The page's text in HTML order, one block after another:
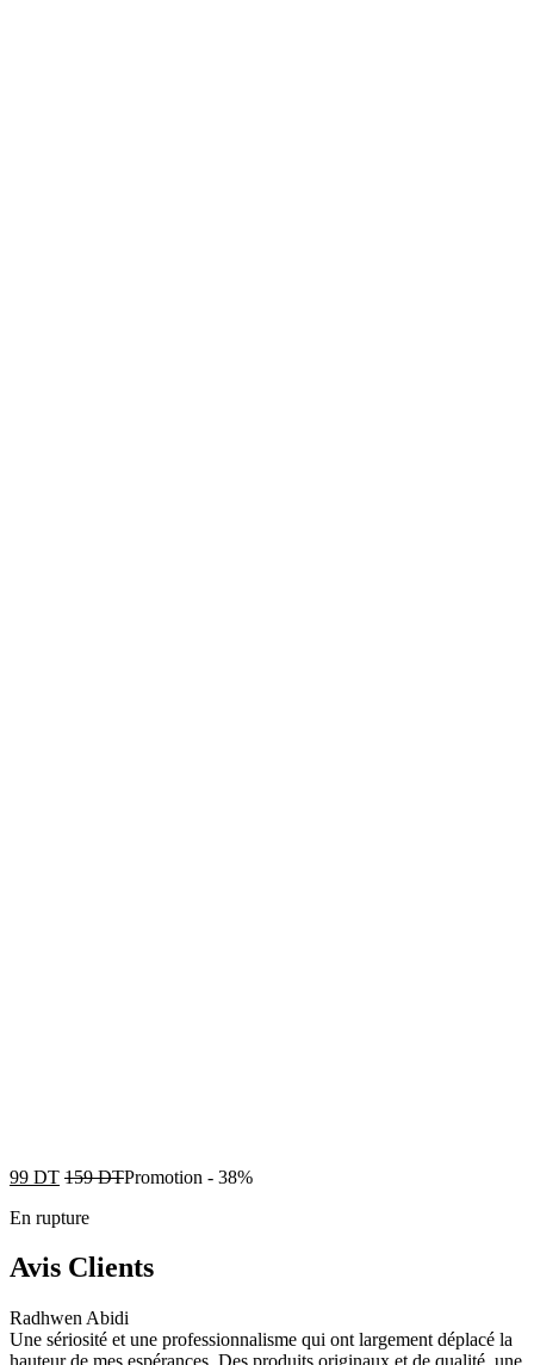
99 DT 159DTPromotion - 38%
En rupture
Avis Clients
Radhwen Abidi
Une sériosité et une professionnalisme qui ont largement déplacé la